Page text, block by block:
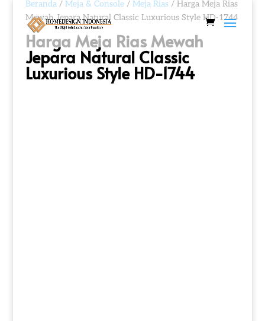
Beranda/ Meja & Console/ Meja Rias/ Harga Meja Rias
Mewah Jepara Natural Classic Luxurious Style HD-1744
Harga Meja Rias Mewah
Jepara Natural Classic
Luxurious Style HD-1744